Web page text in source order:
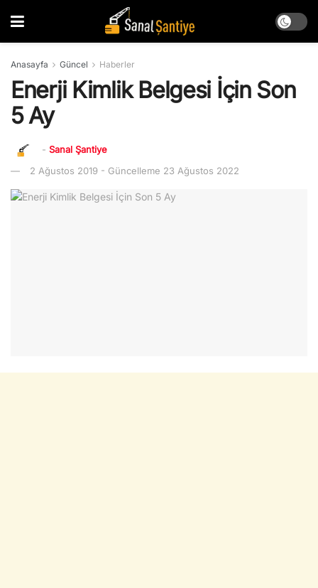
Anasayfa Güncel Haberler
Enerji Kimlik Belgesi İçin Son
5 Ay
- Sanal Şantiye
2 Ağustos 2019 - Güncelleme 23 Ağustos 2022